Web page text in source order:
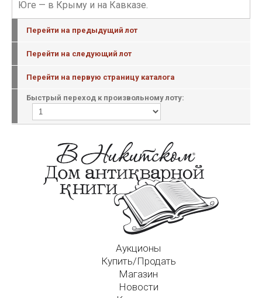
Юге — в Крыму и на Кавказе.
Перейти на предыдущий лот
Перейти на следующий лот
Перейти на первую страницу каталога
Быстрый переход к произвольному лоту:
Аукционы
Купить/Продать
Магазин
Новости